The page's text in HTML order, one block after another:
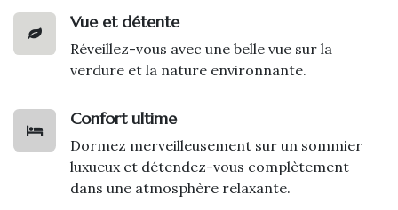
Vue et détente
Réveillez-vous avec une belle vue sur la
verdure et la nature environnante.
Confort ultime
Dormez merveilleusement sur un sommier
luxueux et détendez-vous complètement
dans une atmosphère relaxante.